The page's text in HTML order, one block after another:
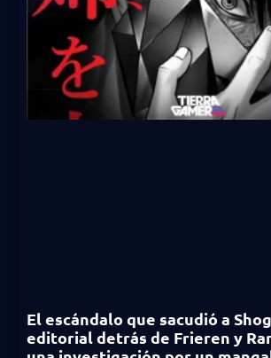
El escándalo que sacudió a
editorial detrás de Frieren y